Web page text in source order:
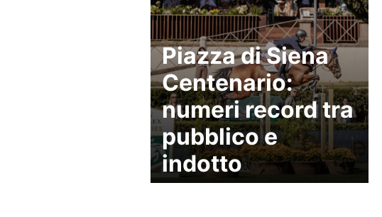
Piazza di Siena
Centenario:
numeri record tra
pubblico e
indotto